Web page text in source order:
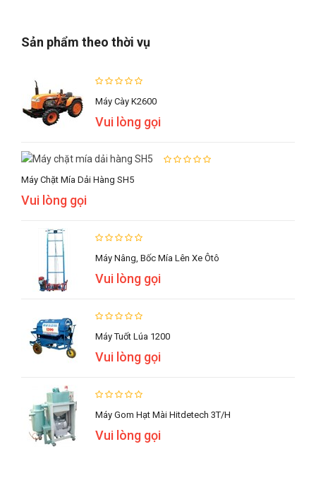
Sản phẩm theo thời vụ
Máy Cày K2600
Vui lòng gọi
Máy Chặt Mía Dải Hàng SH5
Vui lòng gọi
Máy Nâng, Bốc Mía Lên Xe Ôtô
Vui lòng gọi
Máy Tuốt Lúa 1200
Vui lòng gọi
Máy Gom Hạt Mài Hitdetech 3T/h
Vui lòng gọi